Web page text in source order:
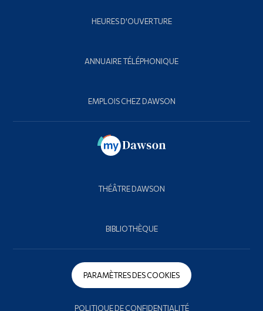
HEURES D'OUVERTURE
ANNUAIRE TÉLÉPHONIQUE
EMPLOIS CHEZ DAWSON
THÉÂTRE DAWSON
BIBLIOTHÈQUE
PARAMÈTRES DES COOKIES
POLITIQUE DE CONFIDENTIALITÉ